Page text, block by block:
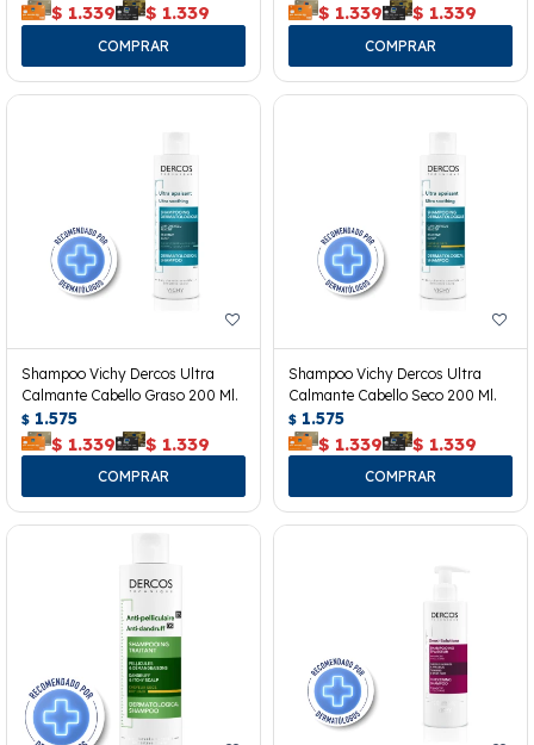
$ 1.339 $ 1.339 $ 1.339 $ 1.339
Shampoo Vichy Dercos Ultra
Calmante Cabello Graso 200 Ml.
$ 1.575
$ 1.339 $ 1.339
Shampoo Vichy Dercos Ultra
Calmante Cabello Seco 200 Ml.
$ 1.575
$ 1.339 $ 1.339